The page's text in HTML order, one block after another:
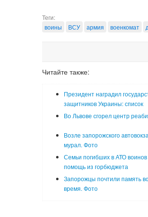
Теги:
воины
ВСУ армия военкомат
Читайте также:
Президент наградил
защитников Украины: список
Во Львове сгорел центр
Возле запорожского
мурал. Фото
Семьи погибших в АТО
помощь из горбюджета
Запорожцы почтили память
время. Фото